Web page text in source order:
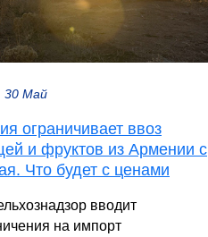
30 Май
ограничивает ввоз
и фруктов из Армении с
Что будет с ценами
вводит
на импорт